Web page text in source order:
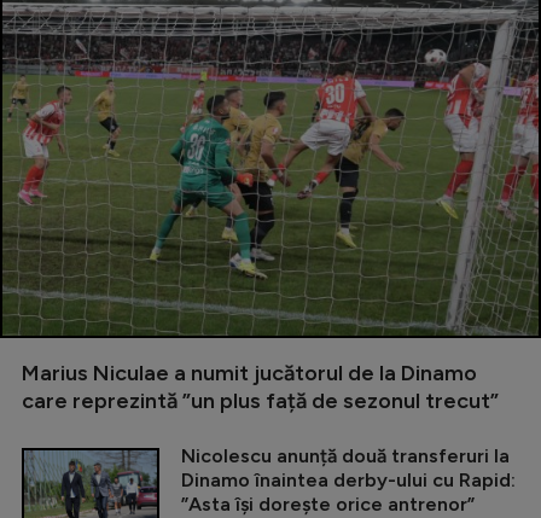
Marius Niculae a numit jucătorul de la Dinamo
care reprezintă ”un plus față de sezonul trecut”
Nicolescu anunță două transferuri la
Dinamo înaintea derby-ului cu Rapid:
”Asta își dorește orice antrenor”